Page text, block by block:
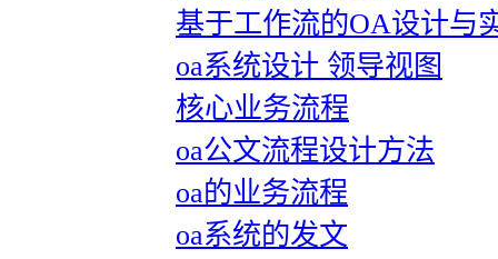
基于工作流的OA设计与
oa系统设计 领导视图
核心业务流程
oa公文流程设计方法
oa的业务流程
oa系统的发文